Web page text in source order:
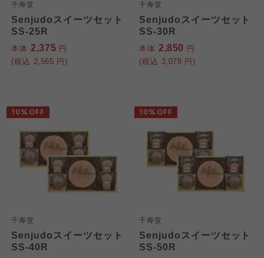
千寿堂
Senjudoスイーツセット
SS-25R
本体 2,375 円
(税込 2,565 円)
千寿堂
Senjudoスイーツセット
SS-30R
本体 2,850 円
(税込 3,078 円)
千寿堂
Senjudoスイーツセット
SS-40R
10%OFF
千寿堂
Senjudoスイーツセット
SS-50R
10%OFF